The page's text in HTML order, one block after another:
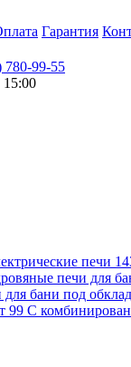
Гарантия
780-99-55
15:00
печи
печи для
бани под
99 С